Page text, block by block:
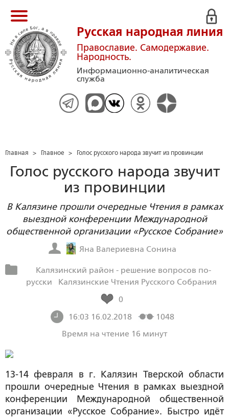
Русская народная линия
Православие. Самодержавие.
Народность.
Информационно-аналитическая
служба
Главная > Главное > Голос русского народа звучит из провинции
Голос русского народа звучит
из провинции
В Калязине прошли очередные Чтения в рамках
выездной конференции Международной
общественной организации «Русское Собрание»
Яна Валериевна Сонина
Калязинский район - решение вопросов по-
русски
Калязинские Чтения Русского Собрания
0
16:03 16.02.2018
1048
Время на чтение 16 минут
13-14 февраля в г. Калязин Тверской области
прошли очередные Чтения в рамках выездной
конференции Международной общественной
организации «Русское Собрание». Быстро идёт